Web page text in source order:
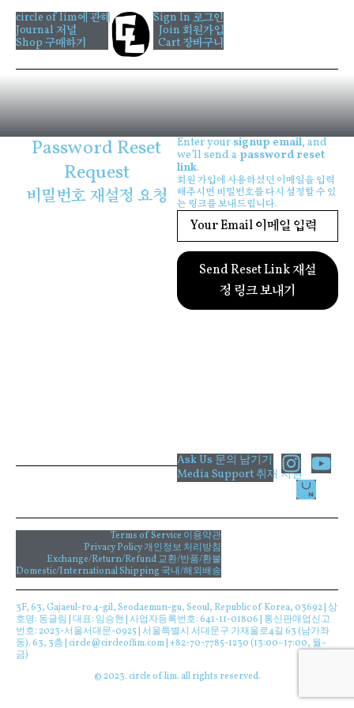
너
뛰
기
circle of lim에 관해
Journal 저널
Shop 구매하기
Sign In 로그인
Join 회원가입
Cart 장바구니
Password Reset
Request
비밀번호 재설정 요청
Enter your signup email, and
we’ll send a password reset
link.
회원 가입에 사용하셨던 이메일을 입력
해주시면 비밀번호를 다시 설정할 수 있
는 링크를 보내드립니다.
Send Reset Link 재설
정 링크 보내기
Ask Us 문의 남기기
Media Support 취재 지원
I
n
s
t
a
m
Y
o
t
Terms of Service 이용약관
Privacy Policy 개인정보 처리방침
Exchange/Return/Refund 교환/반품/환불
Domestic/International Shipping 국내/해외배송
3F, 63, Gajaeul-ro 4-gil, Seodaemun-gu, Seoul, Republic of Korea, 03692 | 상
호명: 동글림 | 대표: 임승현 | 사업자등록번호: 641-11-01806 | 통신판매업신고
번호: 2023-서울서대문-0925 | 서울특별시 서대문구 가재울로4길 63 (남가좌
동). 63, 3층 | circle@circleoflim.com | +82-70-7785-1230 (13:00~17:00, 월~
금)
© 2023. circle of lim. all rights reserved.